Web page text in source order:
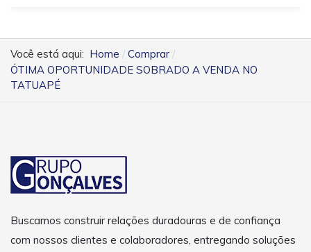
Você está aqui: Home
Comprar
ÓTIMA OPORTUNIDADE SOBRADO A VENDA NO
TATUAPÉ
Buscamos construir relações duradouras e de confiança
com nossos clientes e colaboradores, entregando soluções